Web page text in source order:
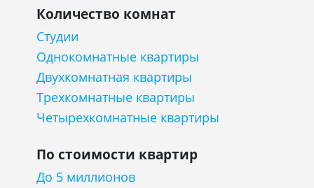
Количество комнат
Студии
Однокомнатные квартиры
Двухкомнатная квартиры
Трехкомнатные квартиры
Четырехкомнатные квартиры
По стоимости квартир
До 5 миллионов